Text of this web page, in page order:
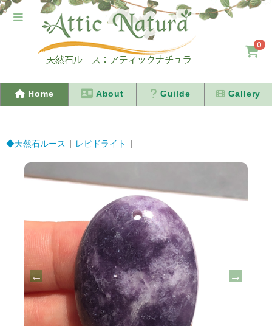
0
Home About Guilde Gallery
◆天然石ルース | レピドライト |